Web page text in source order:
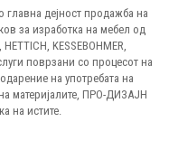
главна дејност продажба на
за изработка на мебел од
KESSEBOHMER,
поврзани со процесот на
на употребата на
материјалите, ПРО-ДИЗАЈН
на истите.